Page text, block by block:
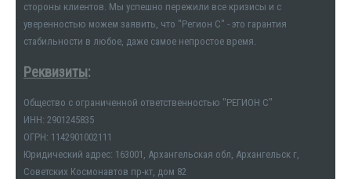
стороны клиентов. Мы успешно пережили все кризисы и с
уверенностью можем заявить, что "Регион С" - это гарантия
стабильности в любое, даже самое непростое время.
Реквизиты:
Общество с ограниченной ответственностью "РЕГИОН С"
ИНН: 2901245835
ОГРН: 1142901002111
Юридический адрес: 163001, Архангельская обл, Архангельск г,
Советских Космонавтов пр-кт, дом 82